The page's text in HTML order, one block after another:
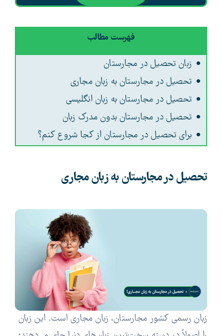
فهرست مطالب
زبان تحصیل در مجارستان
تحصیل در مجارستان به زبان مجاری
تحصیل در مجارستان به زبان انگلیسی
تحصیل در مجارستان بدون مدرک زبان
برای تحصیل در مجارستان از کجا شروع کنم؟
تحصیل در مجارستان به زبان مجاری
زبان رسمی کشور مجارستان، زبان مجاری است. این زبان